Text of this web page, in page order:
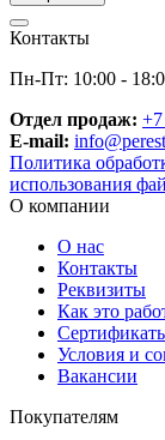
Контакты
Пн-Пт: 10:00 -
Отдел продаж:
E-mail:
Политика
использования
О компании
О нас
Контакты
Реквизиты
Как это
Условия и
Вакансии
Покупателям